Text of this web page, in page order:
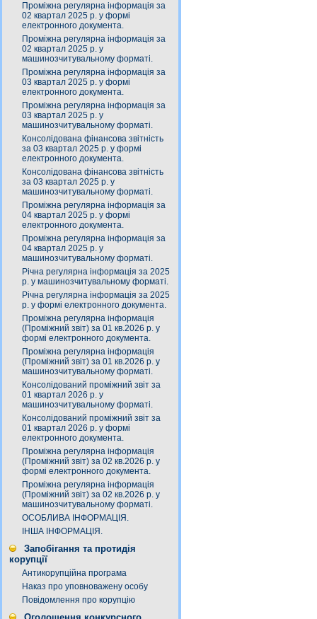
Проміжна регулярна інформація за
02 квартал 2025 р. у формі
електронного документа.
Проміжна регулярна інформація за
02 квартал 2025 р. у
машинозчитувальному форматі.
Проміжна регулярна інформація за
03 квартал 2025 р. у формі
електронного документа.
Проміжна регулярна інформація за
03 квартал 2025 р. у
машинозчитувальному форматі.
Консолідована фінансова звітність
за 03 квартал 2025 р. у формі
електронного документа.
Консолідована фінансова звітність
за 03 квартал 2025 р. у
машинозчитувальному форматі.
Проміжна регулярна інформація за
04 квартал 2025 р. у формі
електронного документа.
Проміжна регулярна інформація за
04 квартал 2025 р. у
машинозчитувальному форматі.
Річна регулярна інформація за 2025
р. у машинозчитувальному форматі.
Річна регулярна інформація за 2025
р. у формі електронного документа.
Проміжна регулярна інформація
(Проміжний звіт) за 01 кв.2026 р. у
формі електронного документа.
Проміжна регулярна інформація
(Проміжний звіт) за 01 кв.2026 р. у
машинозчитувальному форматі.
Консолідований проміжний звіт за
01 квартал 2026 р. у
машинозчитувальному форматі.
Консолідований проміжний звіт за
01 квартал 2026 р. у формі
електронного документа.
Проміжна регулярна інформація
(Проміжний звіт) за 02 кв.2026 р. у
формі електронного документа.
Проміжна регулярна інформація
(Проміжний звіт) за 02 кв.2026 р. у
машинозчитувальному форматі.
ОСОБЛИВА ІНФОРМАЦІЯ.
ІНША ІНФОРМАЦІЯ.
Запобігання та протидія
корупції
Антикорупційна програма
Наказ про уповноважену особу
Повідомлення про корупцію